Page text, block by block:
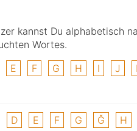
kannst Du alphabetisch
Wortes.
E F G H I J
D E F G Ğ H